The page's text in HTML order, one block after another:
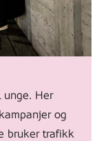
unge. Her
og
bruker trafikk